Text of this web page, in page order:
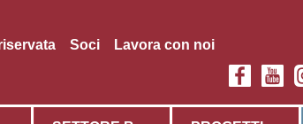
Soci Lavora con noi